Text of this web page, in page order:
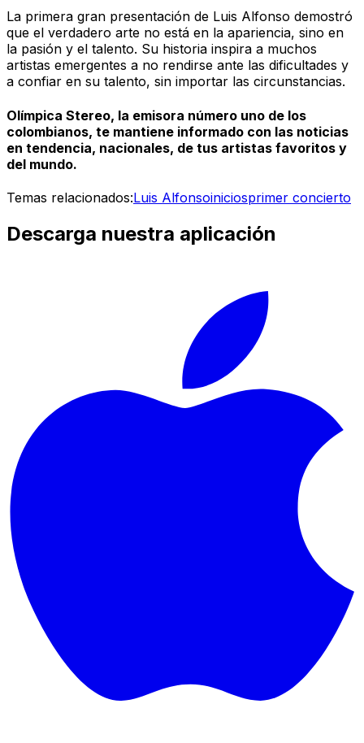
La primera gran presentación de Luis Alfonso demostró
que el verdadero arte no está en la apariencia, sino en
la pasión y el talento. Su historia inspira a muchos
artistas emergentes a no rendirse ante las dificultades y
a confiar en su talento, sin importar las circunstancias.
Olímpica Stereo, la emisora número uno de los
colombianos, te mantiene informado con las noticias
en tendencia, nacionales, de tus artistas favoritos y
del mundo.
Temas relacionados:Luis Alfonsoiniciosprimer concierto
Descarga nuestra aplicación